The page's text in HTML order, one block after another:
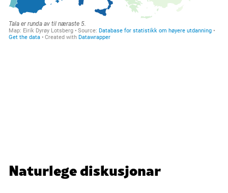
Naturlege diskusjonar